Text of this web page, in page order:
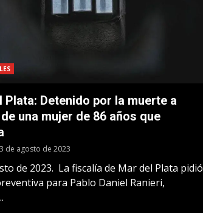
Plata: Detenido por la muerte a
una mujer de 86 años que
3 de agosto de 2023
de 2023. La fiscalía de Mar del Plata pidió
para Pablo Daniel Ranieri,